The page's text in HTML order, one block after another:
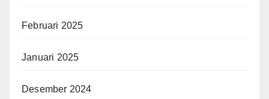
Februari 2025
Januari 2025
Desember 2024